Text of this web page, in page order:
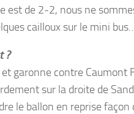
est de 2-2, nous ne
cailloux sur le mini
?
garonne contre
sur la droite de
le ballon en reprise